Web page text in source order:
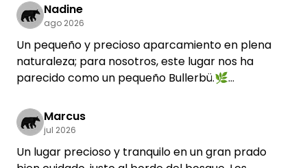
Nadine
ago 2026
Un pequeño y precioso aparcamiento en plena
naturaleza; para nosotros, este lugar nos ha
parecido como un pequeño Bullerbü.🌿
habríamos quedado más tiempo. El aparcamiento
tiene una ubicación idílica al borde del bosque,
rodeado de naturaleza y tranquilidad. Nos gustó
especialmente el pequeño parque infantil,
Marcus
jul 2026
Un lugar precioso y tranquilo en un gran prado